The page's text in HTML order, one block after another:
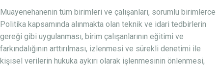
Muayenehanenin tüm birimleri ve çalışanları, sorumlu birimlerce
Politika kapsamında alınmakta olan teknik ve idari tedbirlerin
gereği gibi uygulanması, birim çalışanlarının eğitimi ve
farkındalığının arttırılması, izlenmesi ve sürekli denetimi ile
kişisel verilerin hukuka aykırı olarak işlenmesinin önlenmesi,